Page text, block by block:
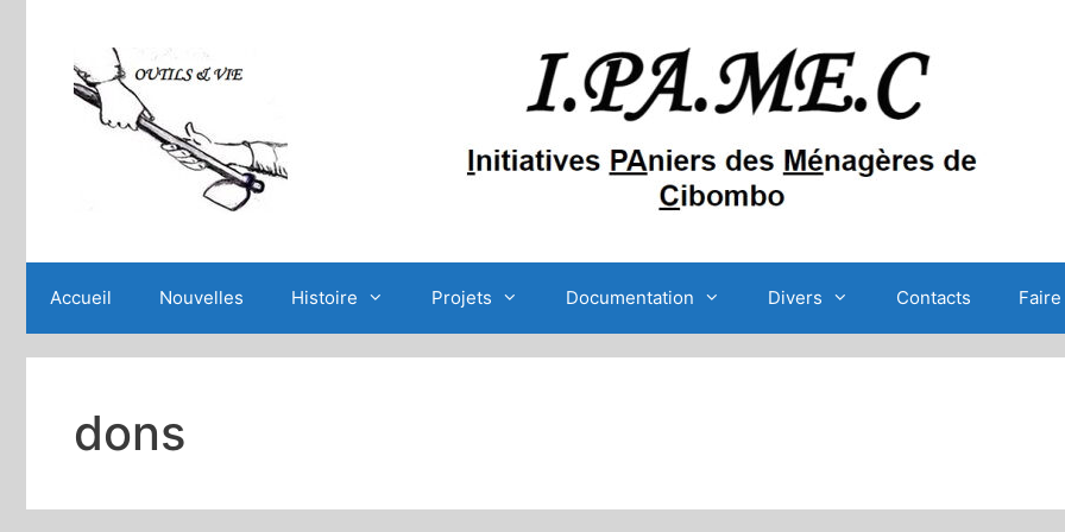
contenu
Accueil Nouvelles Histoire Projets Documentation Divers Contacts
dons